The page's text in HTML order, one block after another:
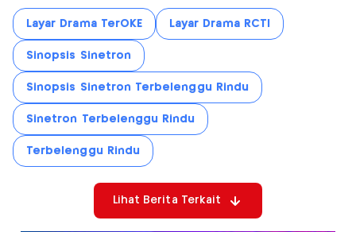
Layar Drama TerOKE Layar Drama RCTI
Sinopsis Sinetron
Sinopsis Sinetron Terbelenggu Rindu
Sinetron Terbelenggu Rindu
Terbelenggu Rindu
Lihat Berita Terkait